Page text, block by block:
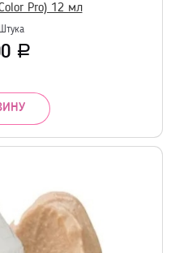
Pro) 12 мл
Штука
Р